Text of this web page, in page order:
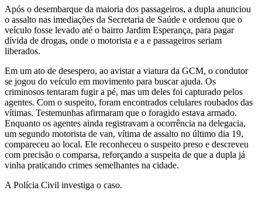
Após o desembarque da maioria dos passageiros, a dupla anunciou
o assalto nas imediações da Secretaria de Saúde e ordenou que o
veículo fosse levado até o bairro Jardim Esperança, para pagar
dívida de drogas, onde o motorista e a e passageiros seriam
liberados.
Em um ato de desespero, ao avistar a viatura da GCM, o condutor
se jogou do veículo em movimento para buscar ajuda. Os
criminosos tentaram fugir a pé, mas um deles foi capturado pelos
agentes. Com o suspeito, foram encontrados celulares roubados das
vítimas. Testemunhas afirmaram que o foragido estava armado.
Enquanto os agentes ainda registravam a ocorrência na delegacia,
um segundo motorista de van, vítima de assalto no último dia 19,
compareceu ao local. Ele reconheceu o suspeito preso e descreveu
com precisão o comparsa, reforçando a suspeita de que a dupla já
vinha praticando crimes semelhantes na cidade.
A Polícia Civil investiga o caso.